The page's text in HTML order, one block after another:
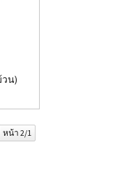
วน)
หน้า 2/1